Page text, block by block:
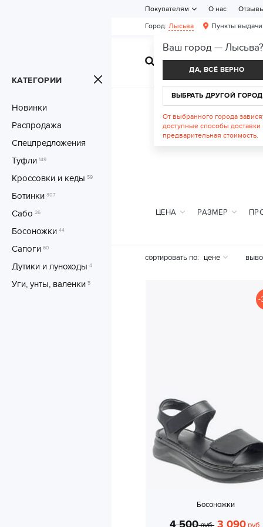
ЖЕНСКАЯ
Город: Лысьва Пункты
Покупателям О нас
КАТЕГОРИИ
Новинки
Распродажа
Спецпредложения
Туфли 149
Кроссовки и кеды 59
Ботинки 307
Сабо 26
Босоножки 44
Сапоги 60
Дутики и луноходы 4
Уги, унты, валенки 5
ЦЕНА РАЗМЕР
сортировать по: цене
-
Босоножки
Ваш город — Лысьва?
ДА, ВСЁ ВЕРНО
ВЫБРАТЬ ДРУГОЙ ГОРОД
От выбранного города
доступные способы доставки
предварительная стоимость.